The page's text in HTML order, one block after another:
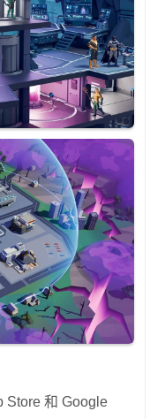
Store 和 Google